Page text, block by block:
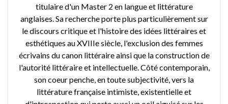
titulaire d'un Master 2 en langue et littérature
anglaises. Sa recherche porte plus particulièrement sur
le discours critique et l'histoire des idées littéraires et
esthétiques au XVIIIe siècle, l'exclusion des femmes
écrivains du canon littéraire ainsi que la construction de
l'autorité littéraire et intellectuelle. Côté contemporain,
son coeur penche, en toute subjectivité, vers la
littérature française intimiste, existentielle et